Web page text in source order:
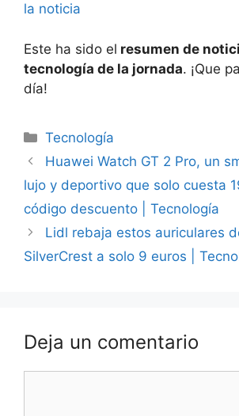
la noticia
Este ha sido el resumen de
tecnología de la jornada. ¡Que
día!
Categorías
Tecnología
Huawei Watch GT 2 Pro, un
lujo y deportivo que solo cuesta
código descuento | Tecnología
Lidl rebaja estos auriculares
SilverCrest a solo 9 euros |
Deja un comentario